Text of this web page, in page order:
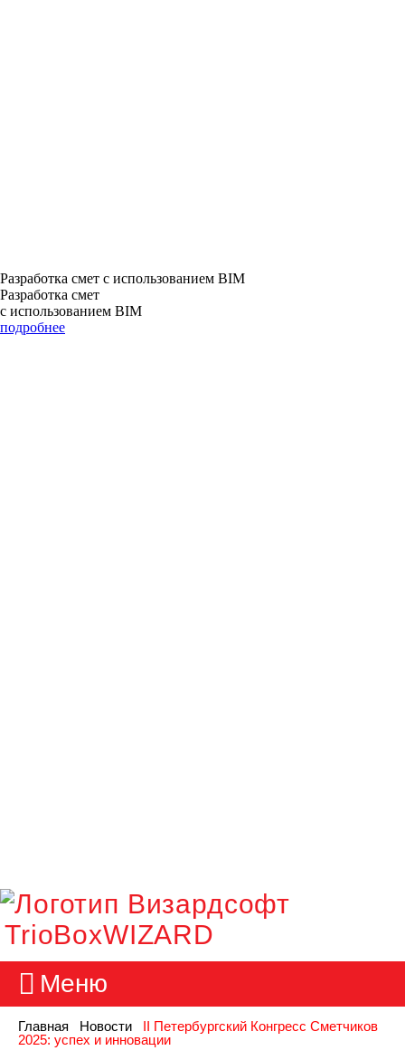
Разработка смет с использованием BIM
Разработка смет
с использованием BIM
подробнее
TrioBoxWIZARD
Меню
Главная Новости
II Петербургский Конгресс Сметчиков
2025: успех и инновации